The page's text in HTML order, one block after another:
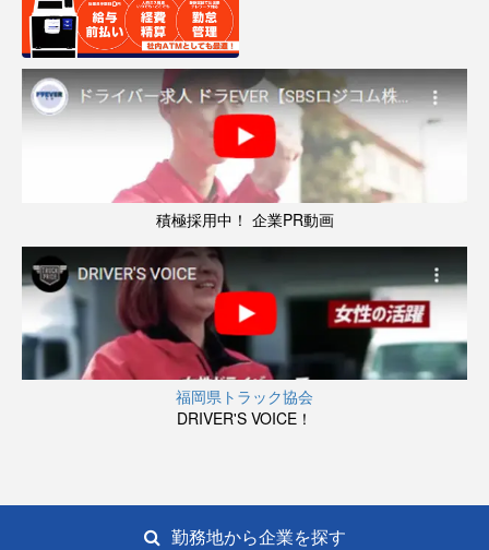
積極採用中！ 企業PR動画
福岡県トラック協会
DRIVER'S VOICE！
勤務地から企業を探す